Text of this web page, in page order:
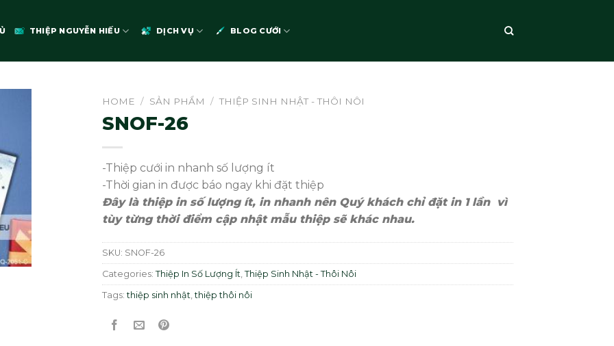
THIỆP NGUYỄN HIẾU DỊCH VỤ BLOG CƯỚI
HOME / SẢN PHẨM / THIỆP SINH NHẬT - THÔI NÔI
SNOF-26
-Thiệp cưới in nhanh số lượng ít
-Thời gian in được báo ngay khi đặt thiệp
Đây là thiệp in số lượng ít, in nhanh nên Quý khách chỉ đặt in 1 lần vì
tùy từng thời điểm cập nhật mẫu thiệp sẽ khác nhau.
SKU: SNOF-26
Categories: Thiệp In Số Lượng Ít Thiệp Sinh Nhật - Thôi Nôi
Tags:thiệp sinh nhật ,thiệp thôi nôi